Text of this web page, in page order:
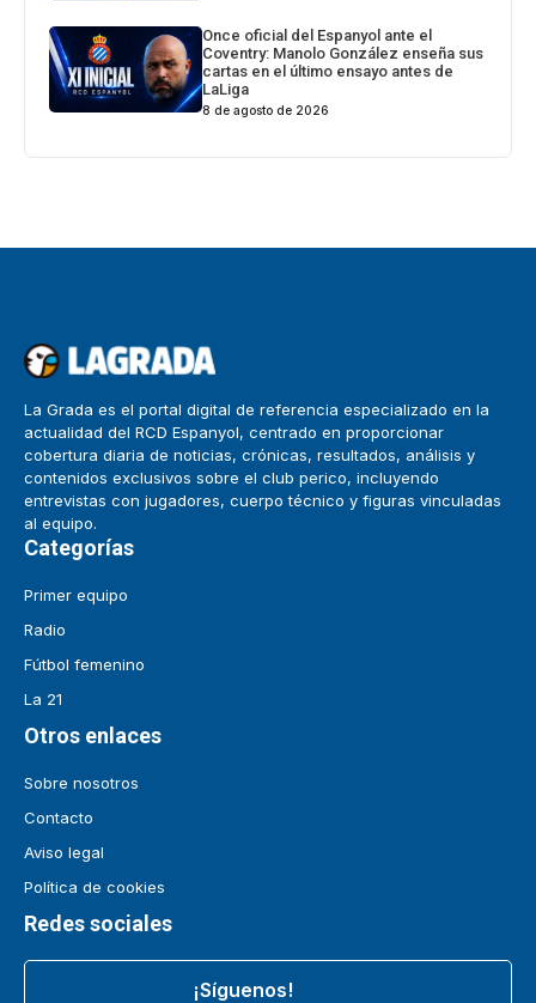
Once oficial del Espanyol ante el
Coventry: Manolo González enseña sus
cartas en el último ensayo antes de
LaLiga
8 de agosto de 2026
La Grada es el portal digital de referencia especializado en la
actualidad del RCD Espanyol, centrado en proporcionar
cobertura diaria de noticias, crónicas, resultados, análisis y
contenidos exclusivos sobre el club perico, incluyendo
entrevistas con jugadores, cuerpo técnico y figuras vinculadas
al equipo.
Categorías
Primer equipo
Radio
Fútbol femenino
La 21
Otros enlaces
Sobre nosotros
Contacto
Aviso legal
Política de cookies
Redes sociales
¡Síguenos!